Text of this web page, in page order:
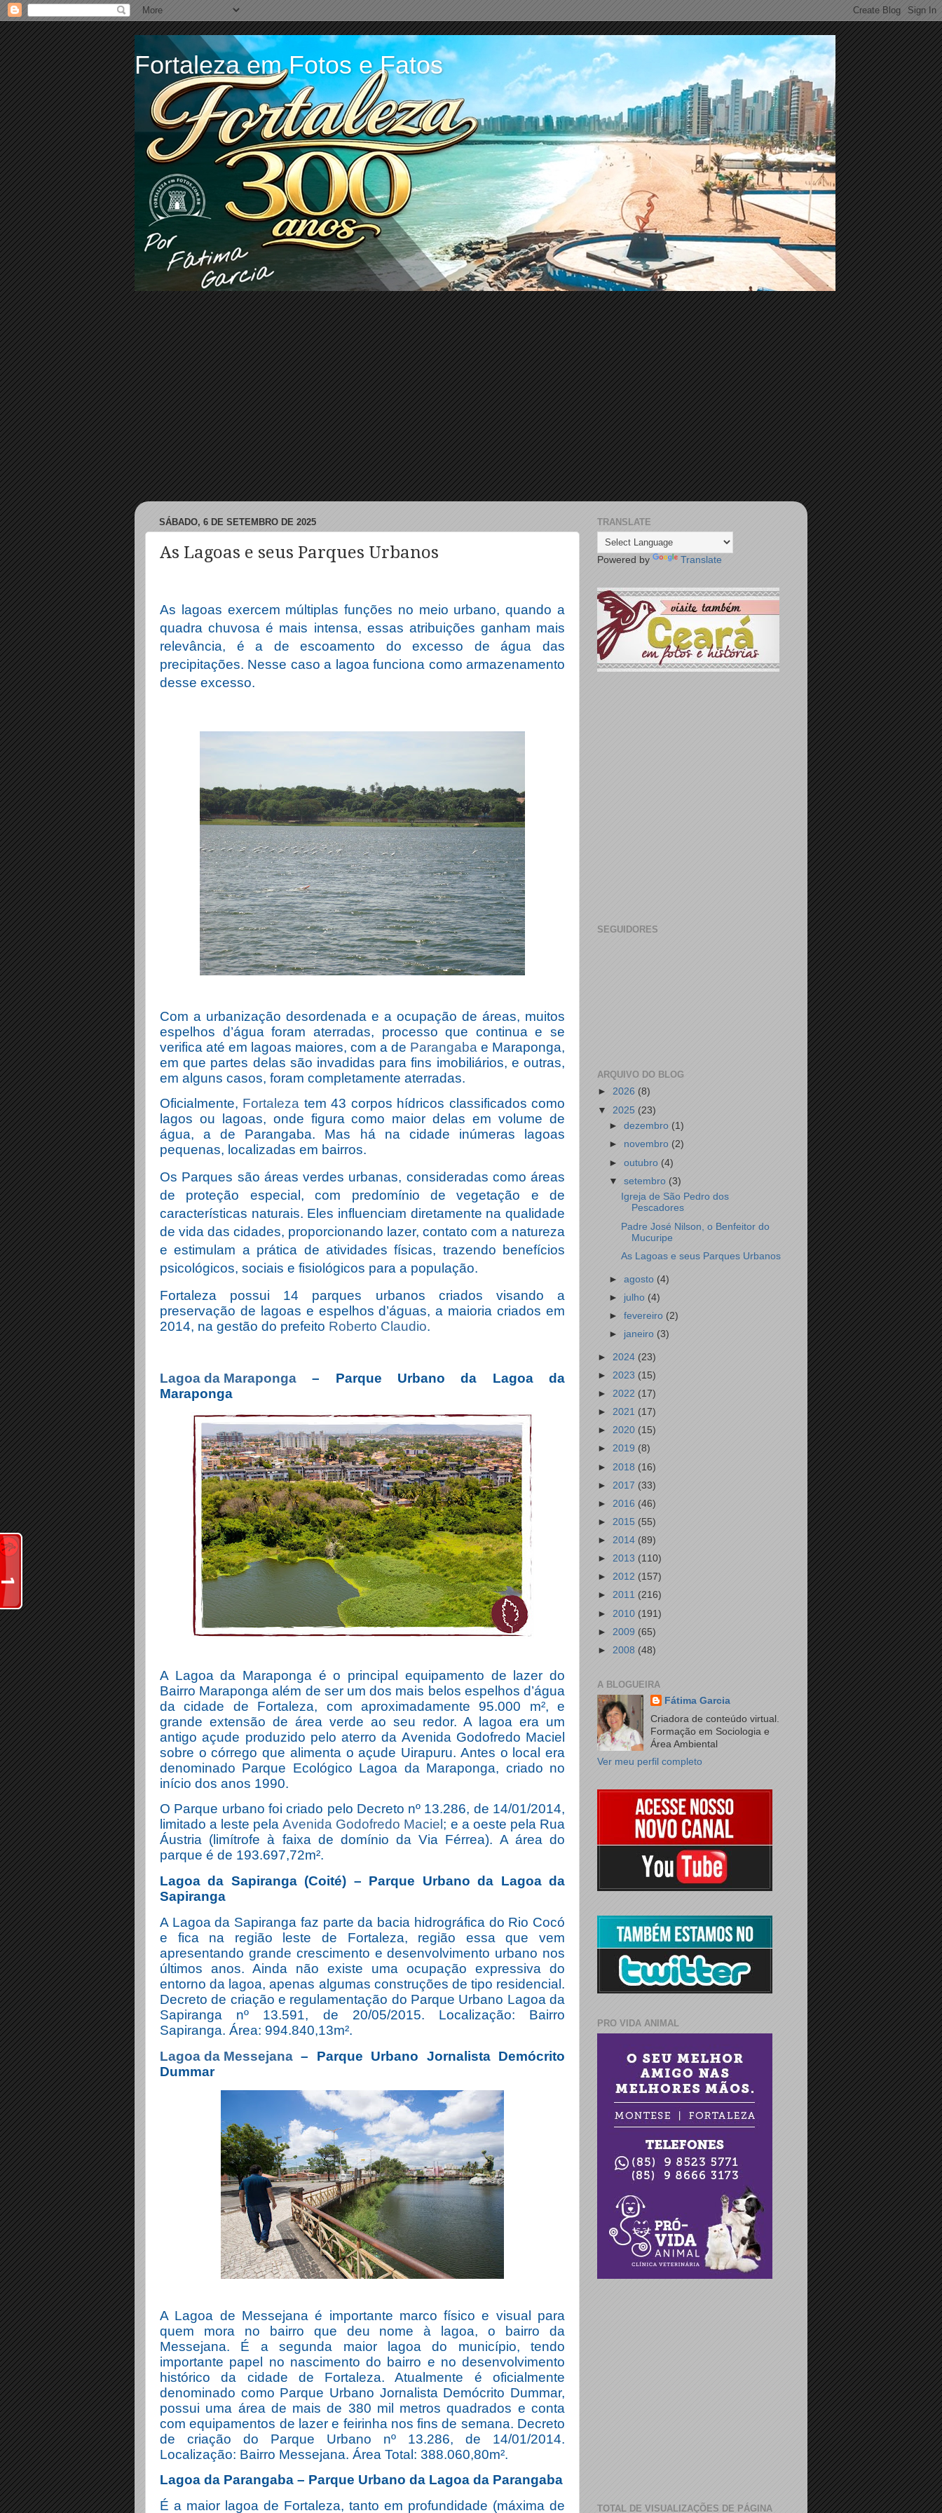
Fortaleza em Fotos e Fatos
SÁBADO, 6 DE SETEMBRO DE 2025
As Lagoas e seus Parques Urbanos
As lagoas exercem múltiplas funções no meio urbano, quando a
quadra chuvosa é mais intensa, essas atribuições ganham mais
relevância, é a de escoamento do excesso de água das
precipitações. Nesse caso a lagoa funciona como armazenamento
desse excesso.
Com a urbanização desordenada e a ocupação de áreas, muitos
espelhos d’água foram aterradas, processo que continua e se
verifica até em lagoas maiores, com a de Parangaba e Maraponga,
em que partes delas são invadidas para fins imobiliários, e outras,
em alguns casos, foram completamente aterradas.
Oficialmente, Fortaleza tem 43 corpos hídricos classificados como
lagos ou lagoas, onde figura como maior delas em volume de
água, a de Parangaba. Mas há na cidade inúmeras lagoas
pequenas, localizadas em bairros.
Os Parques são áreas verdes urbanas, consideradas como áreas
de proteção especial, com predomínio de vegetação e de
características naturais. Eles influenciam diretamente na qualidade
de vida das cidades, proporcionando lazer, contato com a natureza
e estimulam a prática de atividades físicas, trazendo benefícios
psicológicos, sociais e fisiológicos para a população.
Fortaleza possui 14 parques urbanos criados visando a
preservação de lagoas e espelhos d’águas, a maioria criados em
2014, na gestão do prefeito Roberto Claudio.
Lagoa da Maraponga – Parque Urbano da Lagoa da
Maraponga
A Lagoa da Maraponga é o principal equipamento de lazer do
Bairro Maraponga além de ser um dos mais belos espelhos d’água
da cidade de Fortaleza, com aproximadamente 95.000 m², e
grande extensão de área verde ao seu redor. A lagoa era um
antigo açude produzido pelo aterro da Avenida Godofredo Maciel
sobre o córrego que alimenta o açude Uirapuru. Antes o local era
denominado Parque Ecológico Lagoa da Maraponga, criado no
início dos anos 1990.
O Parque urbano foi criado pelo Decreto nº 13.286, de 14/01/2014,
limitado a leste pelaAvenida Godofredo Maciel ; e a oeste pela Rua
Áustria (limítrofe à faixa de domínio da Via Férrea). A área do
parque é de 193.697,72m².
Lagoa da Sapiranga (Coité) – Parque Urbano da Lagoa da
Sapiranga
A Lagoa da Sapiranga faz parte da bacia hidrográfica do Rio Cocó
e fica na região leste de Fortaleza, região essa que vem
apresentando grande crescimento e desenvolvimento urbano nos
últimos anos. Ainda não existe uma ocupação expressiva do
entorno da lagoa, apenas algumas construções de tipo residencial.
Decreto de criação e regulamentação do Parque Urbano Lagoa da
Sapiranga nº 13.591, de 20/05/2015. Localização: Bairro
Sapiranga. Área: 994.840,13m².
Lagoa da Messejana – Parque Urbano Jornalista Demócrito
Dummar
A Lagoa de Messejana é importante marco físico e visual para
quem mora no bairro que deu nome à lagoa, o bairro da
Messejana. É a segunda maior lagoa do município, tendo
importante papel no nascimento do bairro e no desenvolvimento
histórico da cidade de Fortaleza. Atualmente é oficialmente
denominado como Parque Urbano Jornalista Demócrito Dummar,
possui uma área de mais de 380 mil metros quadrados e conta
com equipamentos de lazer e feirinha nos fins de semana. Decreto
de criação do Parque Urbano nº 13.286, de 14/01/2014.
Localização: Bairro Messejana. Área Total: 388.060,80m².
Lagoa da Parangaba – Parque Urbano da Lagoa da Parangaba
É a maior lagoa de Fortaleza, tanto em profundidade (máxima de
TRANSLATE
Powered by Translate
SEGUIDORES
ARQUIVO DO BLOG
► 2026 (8)
▼ 2025 (23)
►dezembro (1)
► novembro (2)
►outubro (4)
▼setembro(3)
Igreja de São Pedro dos
Pescadores
Padre José Nilson, o Benfeitor do
Mucuripe
As Lagoas e seus Parques Urbanos
►agosto (4)
► julho(4)
►fevereiro (2)
► janeiro (3)
► 2024 (23)
► 2023 (15)
► 2022 (17)
► 2021 (17)
► 2020 (15)
► 2019 (8)
► 2018 (16)
► 2017 (33)
► 2016 (46)
► 2015 (55)
► 2014 (89)
► 2013 (110)
► 2012 (157)
► 2011 (216)
► 2010 (191)
► 2009 (65)
► 2008 (48)
A BLOGUEIRA
Fátima Garcia
Criadora de conteúdo virtual.
Formação em Sociologia e
Área Ambiental
Ver meu perfil completo
PRO VIDA ANIMAL
TOTAL DE VISUALIZAÇÕES DE PÁGINA